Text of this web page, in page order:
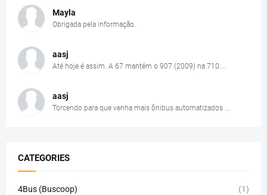
Mayla
Obrigada pela informação.
aasj
Até hoje é assim. A 67 mantém o 907 (2009) na 710....
aasj
Torcendo para que venha mais ônibus automatizados ...
CATEGORIES
4Bus (Buscoop) (1)